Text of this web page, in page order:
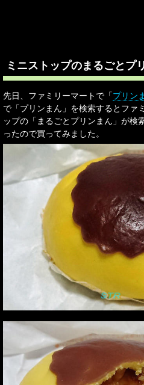
ミニストップのまるごとプ
先日、ファミリーマートで「プリン
で「プリンまん」を検索するとファ
ップの「まるごとプリンまん」が検
ったので買ってみました。